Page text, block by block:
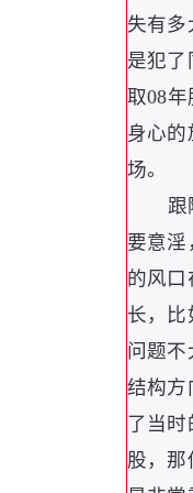
失有多
是犯了
取08
身心的
场。
跟随
要意淫
的风口
长 ，
问题不
结构方
了当时
股 ， 那